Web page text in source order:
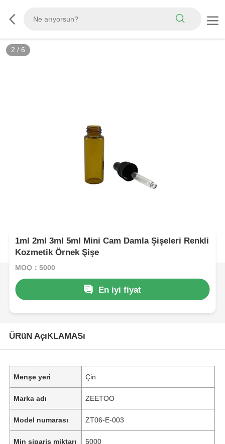
2 / 6
1ml 2ml 3ml 5ml Mini Cam Damla Şişeleri Renkli
Kozmetik Örnek Şişe
MOQ：5000
En iyi fiyat
ÜRüN AçıKLAMASı
Menşe yeri Çin
Marka adı ZEETOO
Model numarası ZT06-E-003
Min sipariş miktarı 5000